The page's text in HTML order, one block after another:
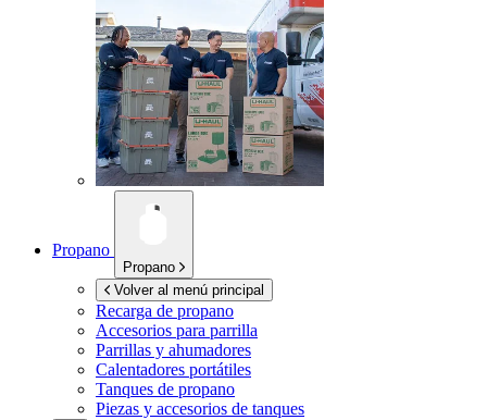
Propano
Propano
Volver al menú principal
Recarga de propano
Accesorios para parrilla
Parrillas y ahumadores
Calentadores portátiles
Tanques de propano
Piezas y accesorios de tanques